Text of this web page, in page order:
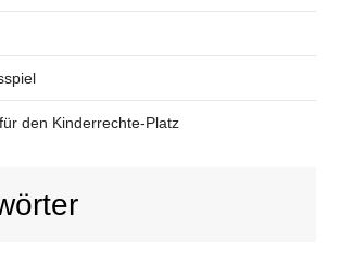
den Kinderrechte-Platz